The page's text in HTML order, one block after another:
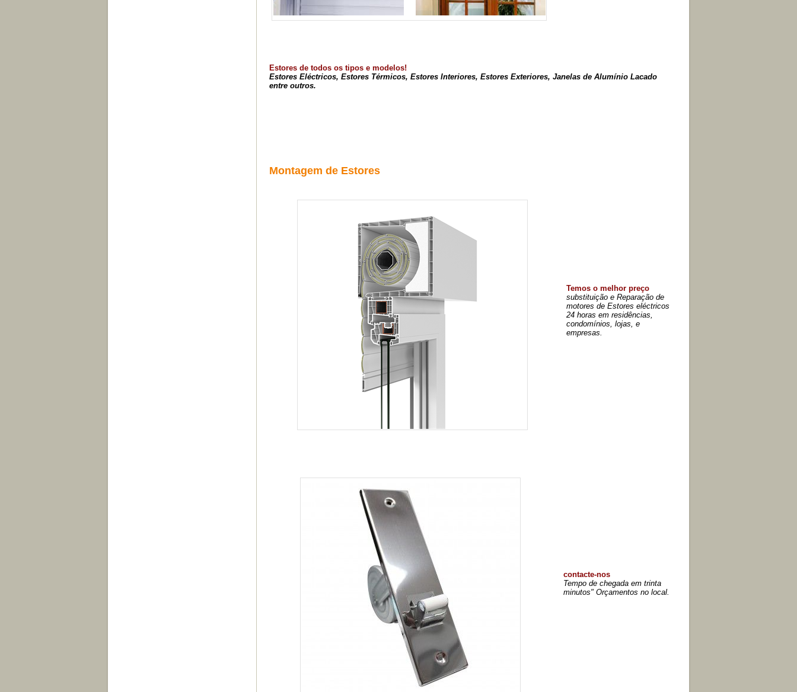
Estores de todos os tipos e modelos!
Estores Eléctricos, Estores Térmicos, Estores Interiores, Estores Exteriores, Janelas de Alumínio Lacado
entre outros.
Montagem de Estores
Temos o melhor preço
substituição e Reparação de
motores de Estores eléctricos
24 horas em residências,
condomínios, lojas, e
empresas.
contacte-nos
Tempo de chegada em trinta
minutos" Orçamentos no local.